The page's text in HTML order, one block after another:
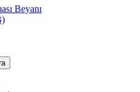
Beyanı